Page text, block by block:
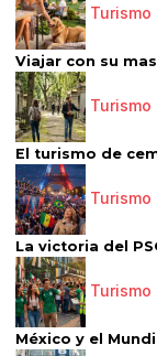
Turismo
Viajar con su
Turismo
El turismo de
Turismo
La victoria del
Turismo
México y el